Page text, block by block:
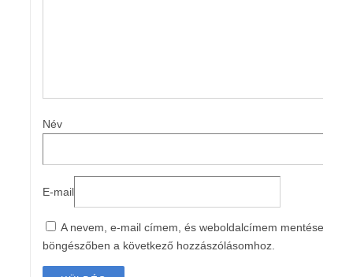
Név
E-mail
A nevem, e-mail címem, és weboldalcímem mentése a
böngészőben a következő hozzászólásomhoz.